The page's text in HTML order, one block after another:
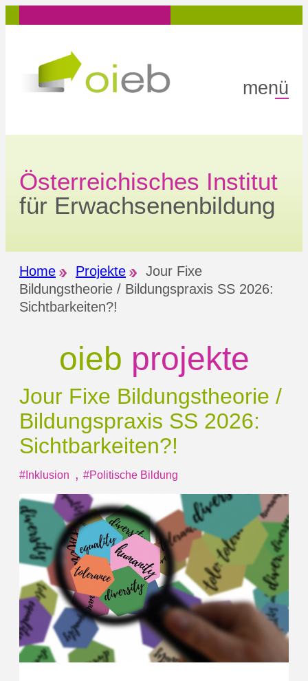
Inhalt
menü
Österreichisches Institut
für Erwachsenenbildung
Home Projekte
Jour Fixe
Bildungstheorie / Bildungspraxis SS 2026:
Sichtbarkeiten?!
oieb projekte
Jour Fixe Bildungstheorie /
Bildungspraxis SS 2026:
Sichtbarkeiten?!
#Inklusion , #Politische Bildung